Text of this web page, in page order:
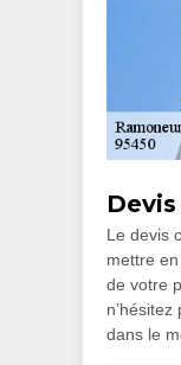
Le devis
mettre
de votre
dans le